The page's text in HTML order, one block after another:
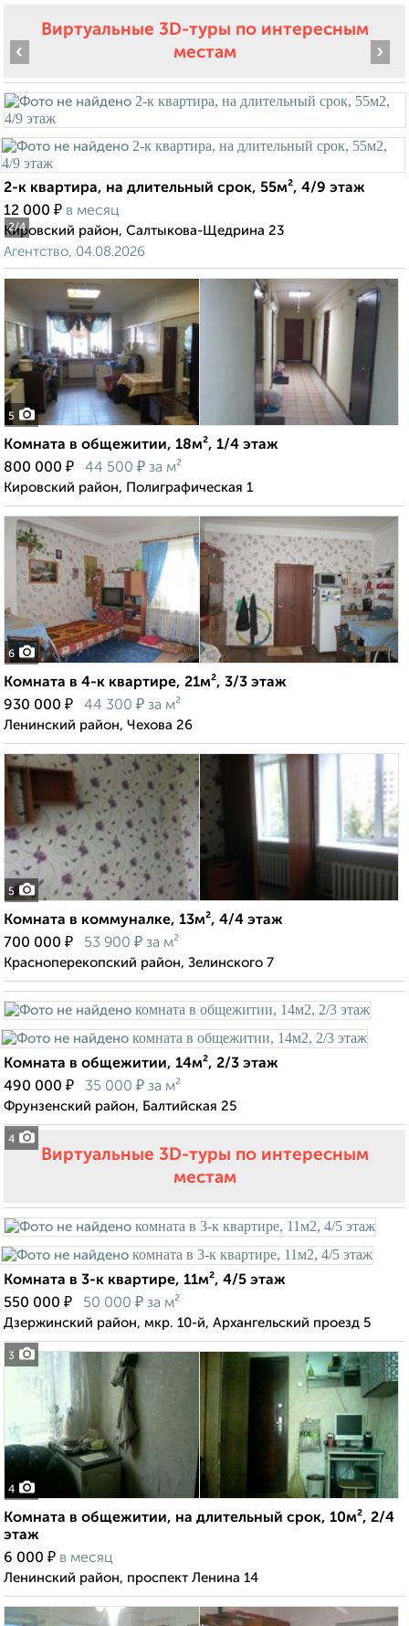
Виртуальные 3D-туры по интересным
местам
2/4
‹ ›
2-к квартира, на длительный срок, 55м², 4/9 этаж
12 000 ₽ в месяц
Кировский район, Салтыкова-Щедрина 23
Агентство, 04.08.2026
5
Комната в общежитии, 18м², 1/4 этаж
800 000 ₽ 44 500 ₽ за м²
Кировский район, Полиграфическая 1
6
Комната в 4-к квартире, 21м², 3/3 этаж
930 000 ₽ 44 300 ₽ за м²
Ленинский район, Чехова 26
5
Комната в коммуналке, 13м², 4/4 этаж
700 000 ₽ 53 900 ₽ за м²
Красноперекопский район, Зелинского 7
4
Комната в общежитии, 14м², 2/3 этаж
490 000 ₽ 35 000 ₽ за м²
Фрунзенский район, Балтийская 25
Виртуальные 3D-туры по интересным
местам
3
Комната в 3-к квартире, 11м², 4/5 этаж
550 000 ₽ 50 000 ₽ за м²
Дзержинский район, мкр. 10-й, Архангельский проезд 5
4
Комната в общежитии, на длительный срок, 10м², 2/4
этаж
6 000 ₽ в месяц
Ленинский район, проспект Ленина 14